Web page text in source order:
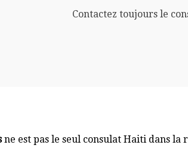
Contactez toujours le
ne est pas le seul consulat Haiti dans la